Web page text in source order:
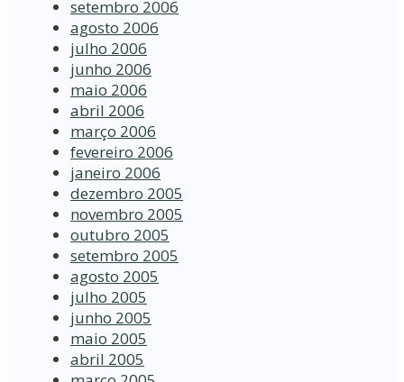
setembro 2006
agosto 2006
julho 2006
junho 2006
maio 2006
abril 2006
março 2006
fevereiro 2006
janeiro 2006
dezembro 2005
novembro 2005
outubro 2005
setembro 2005
agosto 2005
julho 2005
junho 2005
maio 2005
abril 2005